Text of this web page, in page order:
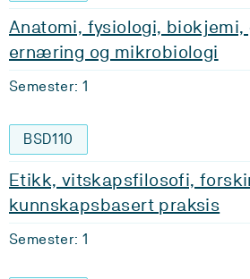
Anatomi, fysiologi, biokjemi,
ernæring og mikrobiologi
Semester: 1
BSD110
Etikk, vitskapsfilosofi,
kunnskapsbasert praksis
Semester: 1